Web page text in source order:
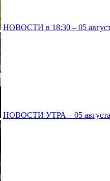
НОВОСТИ в 18:30 – 05
НОВОСТИ УТРА – 05 августа